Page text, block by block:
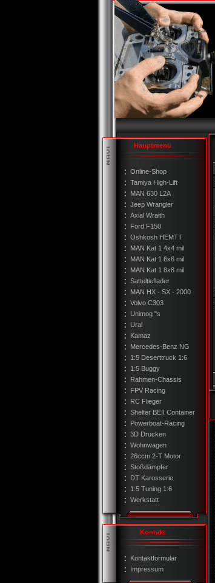
Hauptmenü
Online-Shop
Tamiya High-Lift
MAN 630 L2A
Jeep Wrangler
Axial Wraith
Ford F150
Oshkosh HEMTT
MAN Kat 1 4x4 mil
MAN Kat 1 6x6 mil
MAN Kat 1 8x8 mil
Satteltieflader
MAN HX - SX - 2000
Volvo C303
Unimog "s
Ural
Kamaz
Mercedes-Benz NG
1:5 Deserttruck 1:6
1:5 Buggy
Rahmen-Chassis
FPV Racing
RC Flieger
Shelter BEII Container
Powerboat-Racing
3D Drucken
Wohnwagen
26ccm 2-T Motor
Stoßdämpfer
DT Karosserie
1:5 Tuning 1:6
Werkstatt
Kontakt
Kontaktformular
Impressum